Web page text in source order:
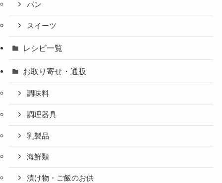
パン
スイーツ
レシピ一覧
お取り寄せ・通販
調味料
調理器具
乳製品
海鮮類
漬け物・ご飯のお供